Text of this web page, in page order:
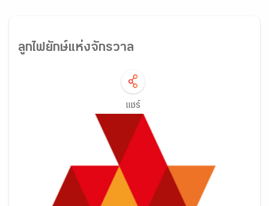
ลูกไฟยักษ์แห่งจักรวาล
แชร์